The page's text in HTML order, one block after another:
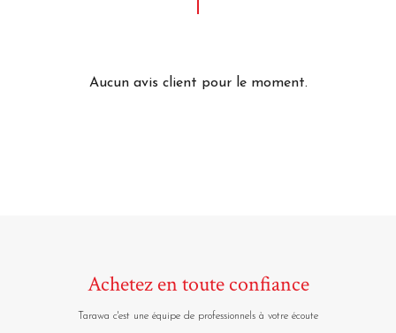
Aucun avis client pour le moment.
Achetez en toute confiance
Tarawa c'est une équipe de professionnels à votre écoute